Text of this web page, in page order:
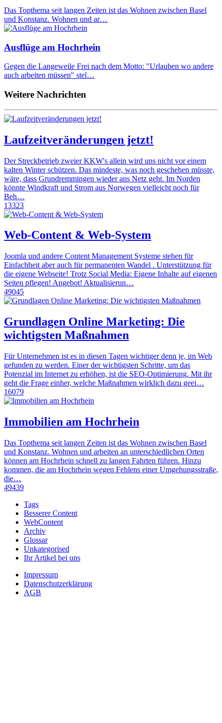
Das Topthema seit langen Zeiten ist das Wohnen zwischen Basel
und Konstanz. Wohnen und ar…
Ausflüge am Hochrhein
Gegen die Langeweile Frei nach dem Motto: "Urlauben wo andere
auch arbeiten müssen" stel…
Weitere Nachrichten
Laufzeitveränderungen jetzt!
Der Streckbetrieb zweier KKW's allein wird uns nicht vor einem
kalten Winter schützen. Das mindeste, was noch geschehen müsste,
wäre, dass Grundremmingen wieder ans Netz geht. Im Norden
könnte Windkraft und Strom aus Norwegen vielleicht noch für
Beh…
13323
Web-Content & Web-System
Joomla und andere Content Management Systeme stehen für
Einfachheit aber auch für permanenten Wandel . Unterstützung für
die eigene Webseite! Trotz Social Media: Eigene Inhalte auf eigenen
Seiten pflegen! Angebot! Aktualisierun…
49045
Grundlagen Online Marketing: Die
wichtigsten Maßnahmen
Für Unternehmen ist es in diesen Tagen wichtiger denn je, im Web
gefunden zu werden. Einer der wichtigsten Schritte, um das
Potenzial im Internet zu erhöhen, ist die SEO-Optimierung. Mit ihr
geht die Frage einher, welche Maßnahmen wirklich dazu geei…
16079
Immobilien am Hochrhein
Das Topthema seit langen Zeiten ist das Wohnen zwischen Basel
und Konstanz. Wohnen und arbeiten an unterschiedlichen Orten
können am Hochrhein schnell zu langen Fahrten führen. Hinzu
kommen, die am Hochrhein wegen Fehlens einer Umgehungsstraße,
die…
49439
Tags
Besserer Content
WebContent
Archiv
Glossar
Unkategorised
Ihr Artikel bei uns
Impressum
Datenschutzerklärung
AGB